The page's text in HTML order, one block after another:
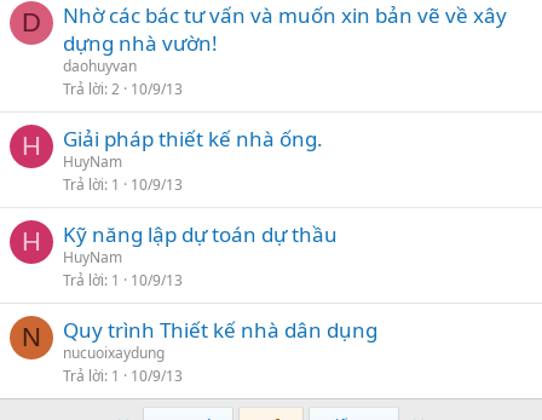
D
Nhờ các bác tư vấn và muốn xin bản vẽ về xây
dựng nhà vườn!
daohuyvan
Trả lời 2 10/9/13
H Giải pháp thiết kế nhà ống.
HuyNam
Trả lời 1 10/9/13
H Kỹ năng lập dự toán dự thầu
HuyNam
Trả lời 1 10/9/13
N Quy trình Thiết kế nhà dân dụng
nucuoixaydung
Trả lời 1 10/9/13